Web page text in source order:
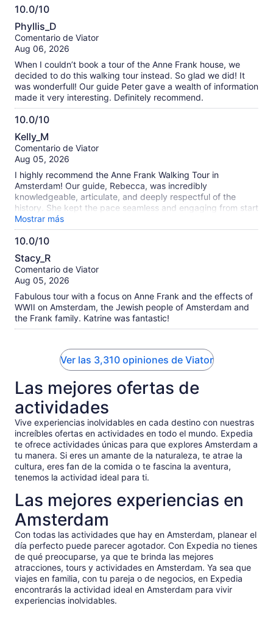
definitely recommend this tour to anyone who wants a little
10.0/10
10.0
de
10
Phyllis_D
Comentario de Viator
Aug 06, 2026
When I couldn’t book a tour of the Anne Frank house, we
decided to do this walking tour instead. So glad we did! It
was wonderfull! Our guide Peter gave a wealth of information
made it very interesting. Definitely recommend.
10.0/10
10.0
de
10
Kelly_M
Comentario de Viator
Aug 05, 2026
I highly recommend the Anne Frank Walking Tour in
Amsterdam! Our guide, Rebecca, was incredibly
knowledgeable, articulate, and deeply respectful of the
history. She kept the pace seamless and engaging from start
to finish, making the entire experience both meaningful and
thoroughly enjoyable for our group. A must-do when visiting
Amsterdam!
Mostrar más
10.0/10
10.0
de
10
Stacy_R
Comentario de Viator
Aug 05, 2026
Fabulous tour with a focus on Anne Frank and the effects of
WWII on Amsterdam, the Jewish people of Amsterdam and
the Frank family. Katrine was fantastic!
Ver las 3,310 opiniones de Viator
Las mejores ofertas de
actividades
Vive experiencias inolvidables en cada destino con nuestras
increíbles ofertas en actividades en todo el mundo. Expedia
te ofrece actividades únicas para que explores Amsterdam a
tu manera. Si eres un amante de la naturaleza, te atrae la
cultura, eres fan de la comida o te fascina la aventura,
tenemos la actividad ideal para ti.
Las mejores experiencias en
Amsterdam
Con todas las actividades que hay en Amsterdam, planear el
día perfecto puede parecer agotador. Con Expedia no tienes
de qué preocuparse, ya que te brinda las mejores
atracciones, tours y actividades en Amsterdam. Ya sea que
viajes en familia, con tu pareja o de negocios, en Expedia
encontrarás la actividad ideal en Amsterdam para vivir
experiencias inolvidables.